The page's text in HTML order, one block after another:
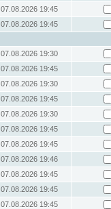
07.08.2026 19:45
07.08.2026 19:45
07.08.2026 19:30
07.08.2026 19:45
07.08.2026 19:30
07.08.2026 19:45
07.08.2026 19:30
07.08.2026 19:45
07.08.2026 19:45
07.08.2026 19:46
07.08.2026 19:45
07.08.2026 19:45
07.08.2026 19:45